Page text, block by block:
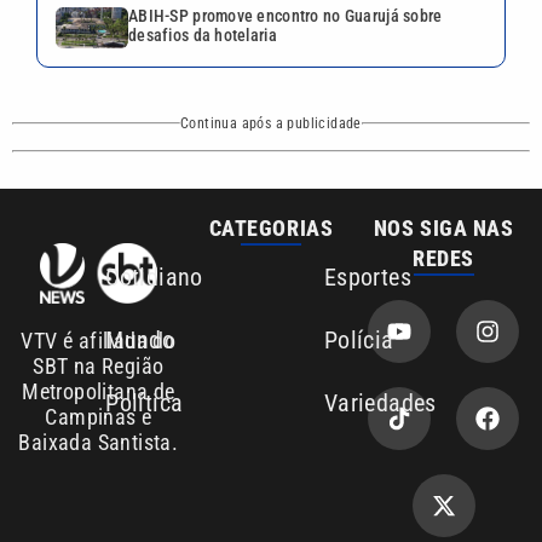
ABIH-SP promove encontro no Guarujá sobre
desafios da hotelaria
Continua após a publicidade
VTV é afiliada do
SBT na Região
Metropolitana de
Campinas e
Baixada Santista.
CATEGORIAS
Cotidiano Esportes
Mundo Polícia
Política Variedades
NOS SIGA NAS
REDES